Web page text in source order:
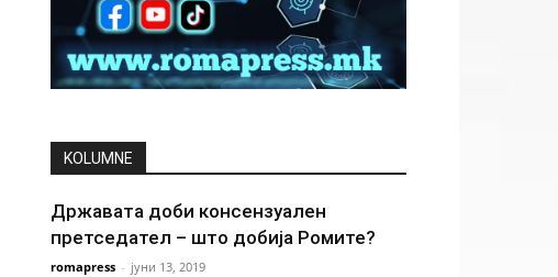
KOLUMNE
Државата доби консензуален
претседател – што добија Ромите?
romapress - јуни 13, 2019